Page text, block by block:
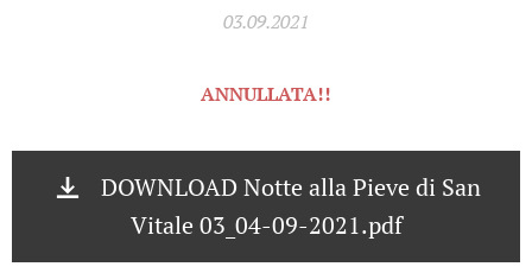
03.09.2021
ANNULLATA!!
DOWNLOAD Notte alla Pieve di San
Vitale 03_04-09-2021.pdf